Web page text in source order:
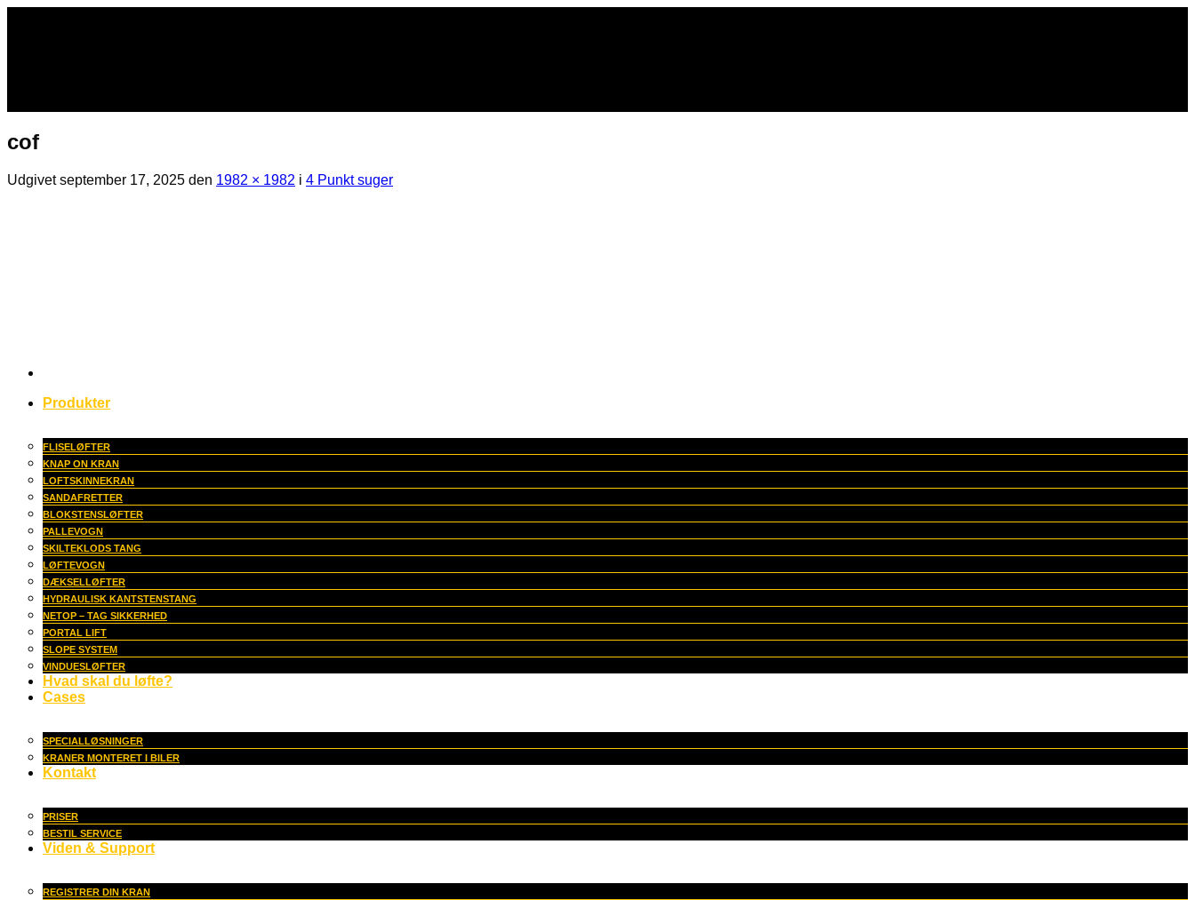
Produkter
FLISELØFTER
KNAP ON KRAN
LOFTSKINNEKRAN
SANDAFRETTER
BLOKSTENSLØFTER
PALLEVOGN
SKILTEKLODS TANG
LØFTEVOGN
DÆKSELLØFTER
HYDRAULISK KANTSTENSTANG
NETOP – TAG SIKKERHED
PORTAL LIFT
SLOPE SYSTEM
VINDUESLØFTER
Hvad skal du løfte?
Cases
SPECIALLØSNINGER
KRANER MONTERET I BILER
Kontakt
PRISER
BESTIL SERVICE
Viden & Support
REGISTRER DIN KRAN
cof
Udgivetseptember 17, 2025 den 1982 × 1982 i 4 Punkt suger